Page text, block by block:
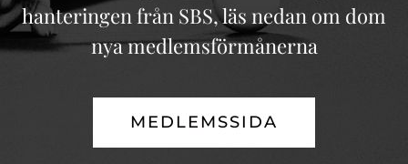
hanteringen från SBS, läs nedan om dom
nya medlemsförmånerna
MEDLEMSSIDA